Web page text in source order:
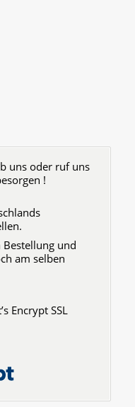
uns oder ruf uns
!
Bestellung und
am selben
Encrypt SSL